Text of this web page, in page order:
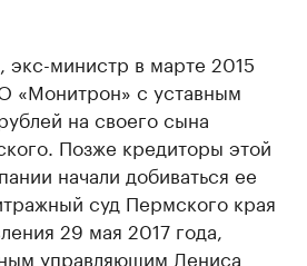
министр в марте 2015
«Монитрон» с уставным
на своего сына
Позже кредиторы этой
начали добиваться ее
суд Пермского края
29 мая 2017 года,
управляющим Дениса